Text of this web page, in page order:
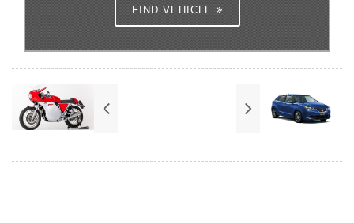
FIND VEHICLE